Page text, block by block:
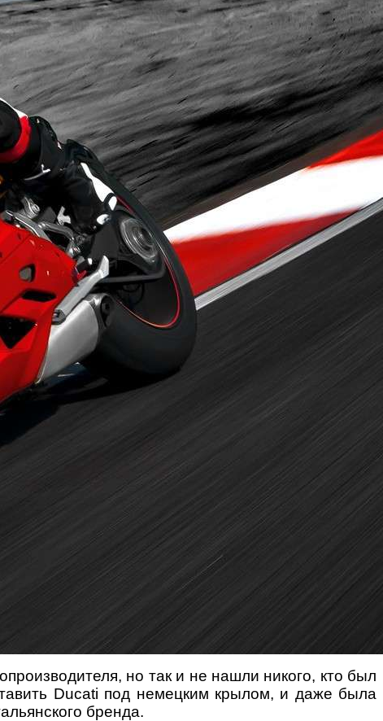
но так и не нашли никого, кто был
Ducati под немецким крылом, и даже была
бренда.